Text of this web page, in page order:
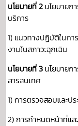
นโยบายที่ 2 นโยบายก
บริการ
1) แนวทางปฏิบัติในกา
งานในสภาวะฉุกเฉิน
นโยบายที่ 3 นโยบายก
สารสนเทศ
1) การตรวจสอบและป
2) การกำหนดหน้าที่แ